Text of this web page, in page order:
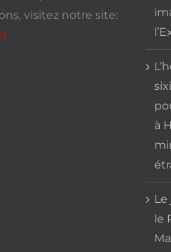
visitez notre site:
à
le